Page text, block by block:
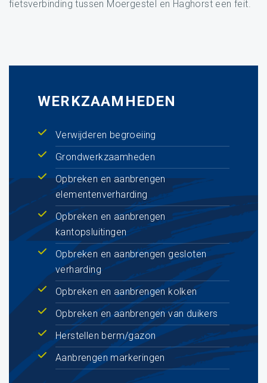
fietsverbinding tussen Moergestel en Haghorst een feit.
WERKZAAMHEDEN
Verwijderen begroeiing
Grondwerkzaamheden
Opbreken en aanbrengen
elementenverharding
Opbreken en aanbrengen
kantopsluitingen
Opbreken en aanbrengen gesloten
verharding
Opbreken en aanbrengen kolken
Opbreken en aanbrengen van duikers
Herstellen berm/gazon
Aanbrengen markeringen